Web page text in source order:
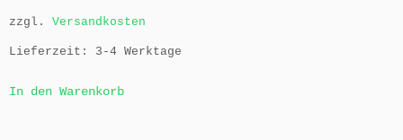
zzgl. Versandkosten
Lieferzeit: 3-4 Werktage
In den Warenkorb